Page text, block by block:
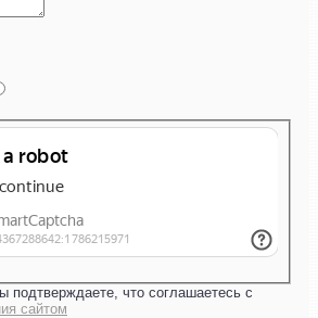
подтверждаете, что соглашаетесь с
сайтом